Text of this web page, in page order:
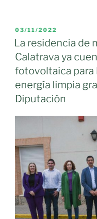
la
“con
la
el
de
PUBLICADO
EL
03/11/2022
La residencia de
Calatrava ya
fotovoltaica para
energía limpia
Diputación